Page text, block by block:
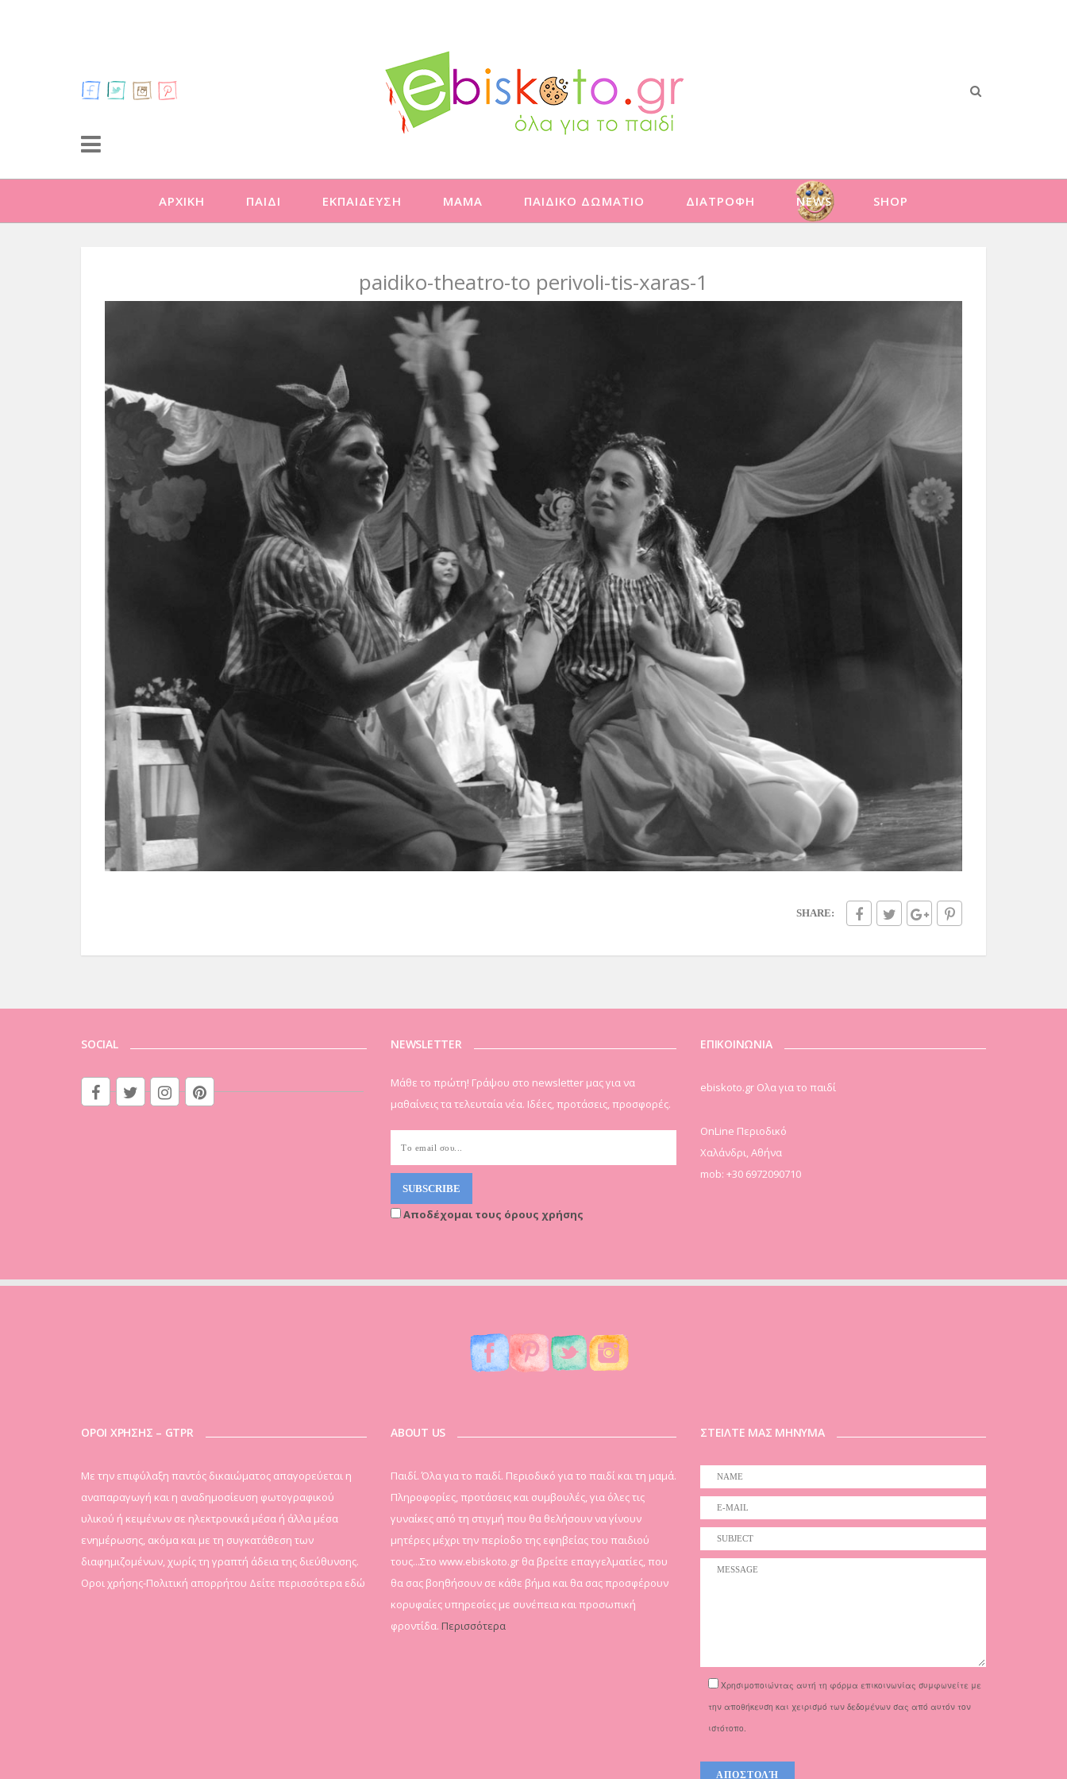
ΑΡΧΙΚΗ ΠΑΙΔΙ ΕΚΠΑΙΔΕΥΣΗ ΜΑΜΑ ΠΑΙΔΙΚΟ ΔΩΜΑΤΙΟ ΔΙΑΤΡΟΦΗ NEWS SHOP
paidiko-theatro-to perivoli-tis-xaras-1
SHARE:
SOCIAL NEWSLETTER
Μάθε το πρώτη! Γράψου στο newsletter μας για να
μαθαίνεις τα τελευταία νέα. Ιδέες, προτάσεις, προσφορές.
Αποδέχομαι τους όρους χρήσης
ΕΠΙΚΟΙΝΩΝΙΑ
ebiskoto.gr Ολα για το παιδί
OnLine Περιοδικό
Χαλάνδρι, Αθήνα
mob: +30 6972090710
ΟΡΟΙ ΧΡΗΣΗΣ – GTPR
Mε την επιφύλαξη παντός δικαιώματος απαγορεύεται η
αναπαραγωγή και η αναδημοσίευση φωτογραφικού
υλικού ή κειμένων σε ηλεκτρονικά μέσα ή άλλα μέσα
ενημέρωσης, ακόμα και με τη συγκατάθεση των
διαφημιζομένων, χωρίς τη γραπτή άδεια της διεύθυνσης.
Οροι χρήσης-Πολιτική απορρήτου Δείτε περισσότερα εδώ
ABOUT US
Παιδί. Όλα για το παιδί. Περιοδικό για το παιδί και τη μαμά.
Πληροφορίες, προτάσεις και συμβουλές, για όλες τις
γυναίκες από τη στιγμή που θα θελήσουν να γίνουν
μητέρες μέχρι την περίοδο της εφηβείας του παιδιού
τους...Στο www.ebiskoto.gr θα βρείτε επαγγελματίες, που
θα σας βοηθήσουν σε κάθε βήμα και θα σας προσφέρουν
κορυφαίες υπηρεσίες με συνέπεια και προσωπική
φροντίδα. Περισσότερα
ΣΤΕΙΛΤΕ ΜΑΣ ΜΗΝΥΜΑ
Χρησιμοποιώντας αυτή τη φόρμα επικοινωνίας συμφωνείτε με
την αποθήκευση και χειρισμό των δεδομένων σας από αυτόν τον
ιστότοπο.